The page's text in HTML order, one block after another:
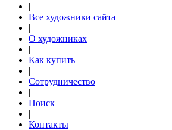
|
Все художники сайта
|
О художниках
|
Как купить
|
Сотрудничество
|
Поиск
|
Контакты